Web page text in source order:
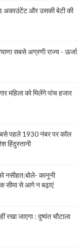
अकाउंटेंट और उसकी बेटी की
सबसे अग्रणी राज्य - ऊर्जा
महिला को मिलेंगे पांच हजार
सबसे पहले 1930 नंबर पर कॉल
हिंदुस्तानी
नसीहत:बोले- कानूनी
सीमा से आगे न बढ़ाएं
रखा जाएगा : दुष्यंत चौटाला